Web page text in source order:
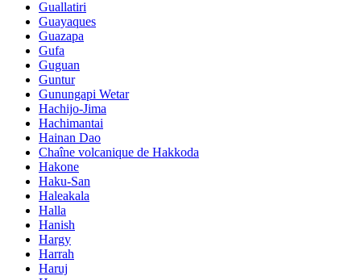
Guallatiri
Guayaques
Guazapa
Gufa
Guguan
Guntur
Gunungapi Wetar
Hachijo-Jima
Hachimantai
Hainan Dao
Chaîne volcanique de Hakkoda
Hakone
Haku-San
Haleakala
Halla
Hanish
Hargy
Harrah
Haruj